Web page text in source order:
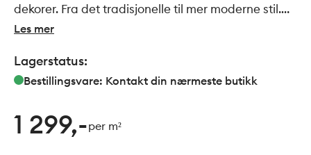
dekorer. Fra det tradisjonelle til mer moderne stil.
Felles for de alle er den håndlagede stilen. Passer
Les mer
Lagerstatus:
Bestillingsvare: Kontakt din nærmeste butikk
1 299,-per m²